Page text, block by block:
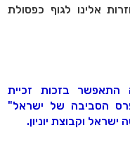
אלינו לגוף כפסולת
בזכות זכיית
הסביבה של ישראל"